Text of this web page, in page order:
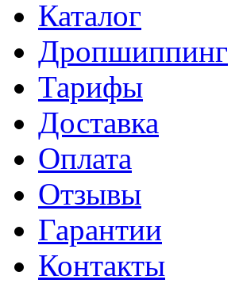
Каталог
Дропшиппинг
Тарифы
Доставка
Оплата
Отзывы
Гарантии
Контакты